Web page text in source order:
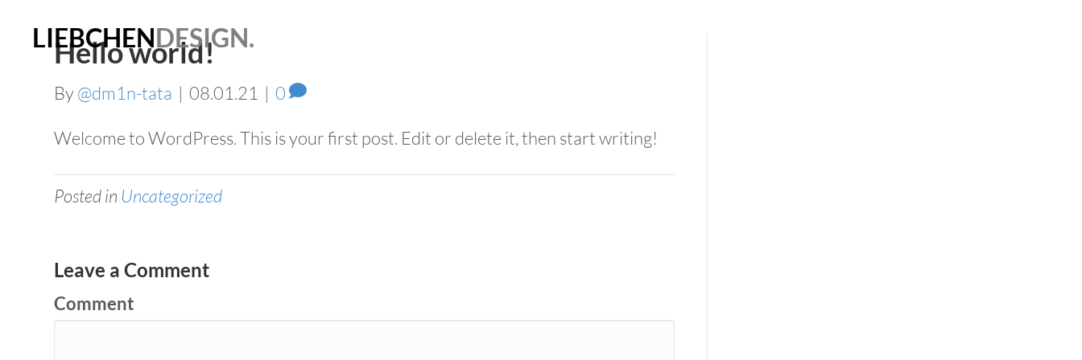
LIEBCHENDESIGN. KONTAKT
Hello world!
By@dm1n-tata | 08.01.21 | 0
Welcome to WordPress. This is your first post. Edit or delete it, then start writing!
Posted in Uncategorized
Leave a Comment
Comment